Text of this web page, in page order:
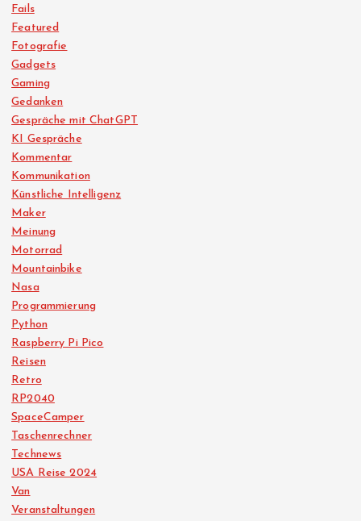
Fails
Featured
Fotografie
Gadgets
Gaming
Gedanken
Gespräche mit ChatGPT
KI Gespräche
Kommentar
Kommunikation
Künstliche Intelligenz
Maker
Meinung
Motorrad
Mountainbike
Nasa
Programmierung
Python
Raspberry Pi Pico
Reisen
Retro
RP2040
SpaceCamper
Taschenrechner
Technews
USA Reise 2024
Van
Veranstaltungen